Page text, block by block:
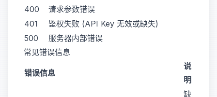
400
请求参数错误
401
鉴权失败 (API Key 无效或缺失)
500
服务器内部错误
常见错误信息
错误信息
说
明
缺